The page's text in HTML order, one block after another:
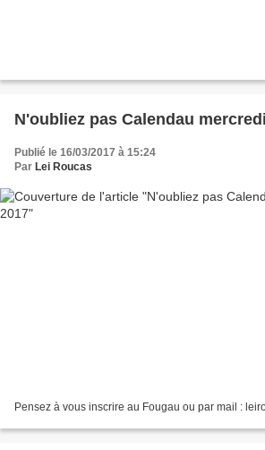
N'oubliez pas
Publié le 16/03/2017 à 15:24
Par Lei Roucas
Pensez à vous inscrire au Fougau ou par mail :